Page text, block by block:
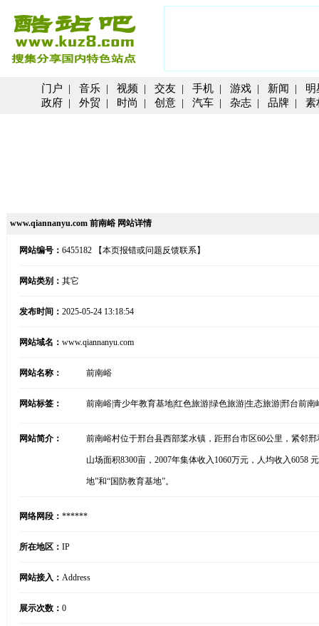
门户 | 音乐 | 视频 | 交友 | 手机 | 游戏 | 新闻 | 明
政府 | 外贸 | 时尚 | 创意 | 汽车 | 杂志 | 品牌 | 素
www.qiannanyu.com 前南峪 网站详情
网站编号： 6455182 【本页报错或问题反馈联系】
网站类别： 其它
发布时间： 2025-05-24 13:18:54
网站域名： www.qiannanyu.com
网站名称： 前南峪
网站标签： 前南峪|青少年教育基地|红色旅游|绿色旅游|生态旅游|邢台前南
网站简介： 前南峪村位于邢台县西部桨水镇，距邢台市区60公里，紧邻
山场面积8300亩，2007年集体收入1060万元，人均收入
地”和“国防教育基地”。
网络网段： ******
所在地区： IP
网站接入： Address
展示次数： 0